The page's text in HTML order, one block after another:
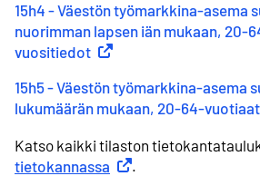
15h4 - Väestön työmarkkina-asema
nuorimman lapsen iän mukaan, 20-
vuositiedot Ulkoinen linkki
15h5 - Väestön työmarkkina-asema
lukumäärän mukaan, 20-64-
Katso kaikki tilaston
tietokannassa Ulkoinen linkki
.